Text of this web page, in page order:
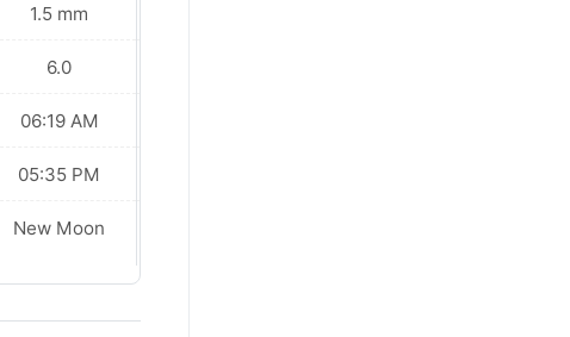
1.5 mm
6.0
06:19 AM
05:35 PM
New Moon